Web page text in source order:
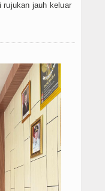
rujukan jauh keluar